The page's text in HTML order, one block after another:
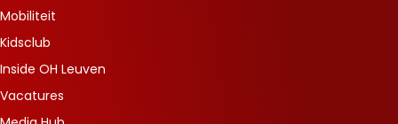
Mobiliteit
Kidsclub
Inside OH Leuven
Vacatures